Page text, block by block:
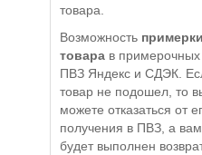
товара.
Возможность примерки
товарав примерочных
ПВЗ Яндекс и СДЭК.
товар не подошел, то
можете отказаться от
получения в ПВЗ, а вам
будет выполнен